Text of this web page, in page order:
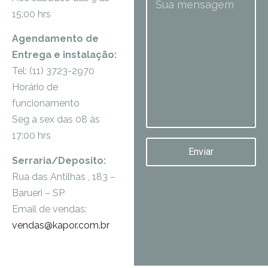
15:00 hrs
Agendamento de
Entrega e instalação:
Tel: (11) 3723-2970
Horário de
funcionamento
Seg a sex das 08 às
17:00 hrs
Serraria/Deposito:
Rua das Antilhas , 183 –
Barueri – SP
Email de vendas:
vendas@kapor.com.br
Enviar